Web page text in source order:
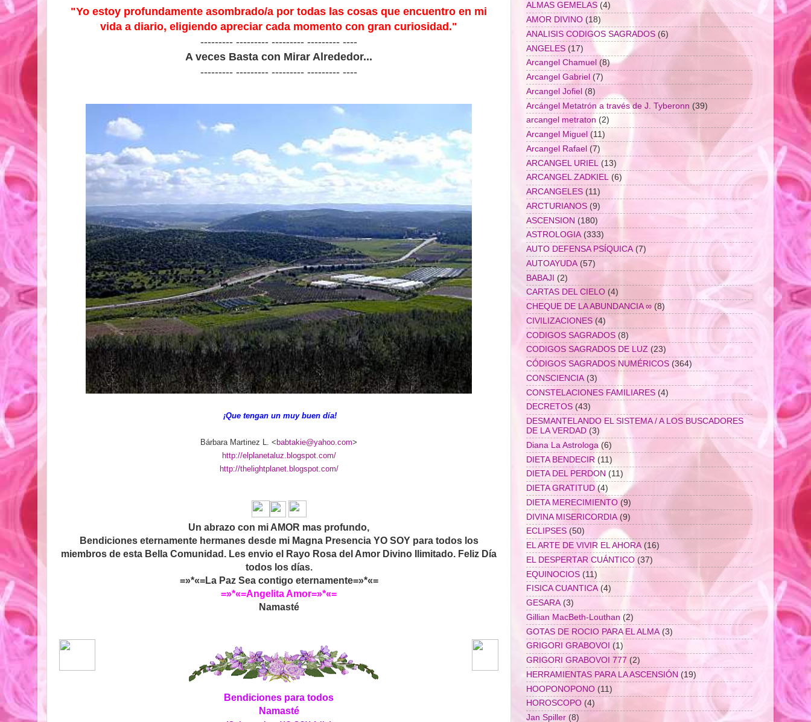
"Yo estoy profundamente asombrado/a por todas las cosas que encuentro en mi
vida a diario, eligiendo apreciar cada momento con gran curiosidad."
--------- --------- --------- --------- ----
A veces Basta con Mirar Alrededor...
--------- --------- --------- --------- ----
¡Que tengan un muy buen día!
Bárbara Martinez L. < babtakie@yahoo.com>
http://elplanetaluz.blogspot.com/
http://thelightplanet.blogspot.com/
Un abrazo con mi AMOR mas profundo,
Bendiciones eternamente hermanes desde mi Magna Presencia YO SOY para todos los
miembros de esta Bella Comunidad. Les envio el Rayo Rosa del Amor Divino Ilimitado. Feliz Día
todos los días.
=»*«=La Paz Sea contigo eternamente=»*«=
=»*«=Angelita Amor=»*«=
Namasté
Bendiciones para todos
Namasté
ALMAS GEMELAS (4)
AMOR DIVINO (18)
ANALISIS CODIGOS SAGRADOS (6)
ANGELES (17)
Arcangel Chamuel (8)
Arcangel Gabriel (7)
Arcangel Jofiel (8)
Arcángel Metatrón a través de J. Tyberonn (39)
arcangel metraton (2)
Arcangel Miguel (11)
Arcangel Rafael (7)
ARCANGEL URIEL (13)
ARCANGEL ZADKIEL (6)
ARCANGELES (11)
ARCTURIANOS (9)
ASCENSION (180)
ASTROLOGIA (333)
AUTO DEFENSA PSÍQUICA (7)
AUTOAYUDA (57)
BABAJI (2)
CARTAS DEL CIELO (4)
CHEQUE DE LA ABUNDANCIA ∞ (8)
CIVILIZACIONES (4)
CODIGOS SAGRADOS (8)
CODIGOS SAGRADOS DE LUZ (23)
CÓDIGOS SAGRADOS NUMÉRICOS (364)
CONSCIENCIA (3)
CONSTELACIONES FAMILIARES (4)
DECRETOS (43)
DESMANTELANDO EL SISTEMA / A LOS BUSCADORES
DE LA VERDAD (3)
Diana La Astrologa (6)
DIETA BENDECIR (11)
DIETA DEL PERDON (11)
DIETA GRATITUD (4)
DIETA MERECIMIENTO (9)
DIVINA MISERICORDIA (9)
ECLIPSES (50)
EL ARTE DE VIVIR EL AHORA (16)
EL DESPERTAR CUÁNTICO (37)
EQUINOCIOS (11)
FISICA CUANTICA (4)
GESARA (3)
Gillian MacBeth-Louthan (2)
GOTAS DE ROCIO PARA EL ALMA (3)
GRIGORI GRABOVOI (1)
GRIGORI GRABOVOI 777 (2)
HERRAMIENTAS PARA LA ASCENSIÓN (19)
HOOPONOPONO (11)
HOROSCOPO (4)
Jan Spiller (8)